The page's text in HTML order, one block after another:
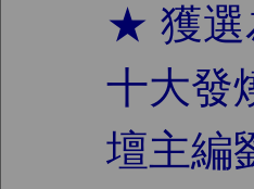
★ 獲選
十大發
壇主編